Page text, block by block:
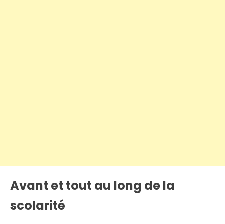
Avant et tout au long de la
scolarité